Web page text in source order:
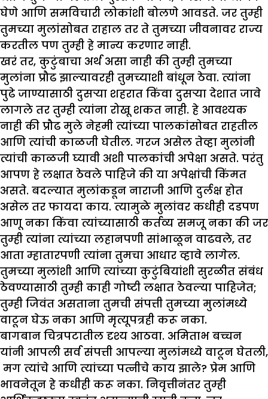
घेणे आणि समविचारी लोकांशी बोलणे आवडते. जर तुम्ही
तुमच्या मुलांसोबत राहाल तर ते तुमच्या जीवनावर राज्य
करतील पण तुम्ही हे मान्य करणार नाही.
खरं तर, कुटुंबाचा अर्थ असा नाही की तुम्ही तुमच्या
मुलांना प्रौढ झाल्यावरही तुमच्याशी बांधून ठेवा. त्यांना
पुढे जाण्यासाठी दुसऱ्या शहरात किंवा दुसऱ्या देशात जावे
लागले तर तुम्ही त्यांना रोखू शकत नाही. हे आवश्यक
नाही की प्रौढ मुले नेहमी त्यांच्या पालकांसोबत राहतील
आणि त्यांची काळजी घेतील. गरज असेल तेव्हा मुलांनी
त्यांची काळजी घ्यावी अशी पालकांची अपेक्षा असते. परंतु
आपण हे लक्षात ठेवले पाहिजे की या अपेक्षांची किंमत
असते. बदल्यात मुलांकडून नाराजी आणि दुर्लक्ष होत
असेल तर फायदा काय. त्यामुळे मुलांवर कधीही दडपण
आणू नका किंवा त्यांच्यासाठी कर्तव्य समजू नका की जर
तुम्ही त्यांना त्यांच्या लहानपणी सांभाळून वाढवले, तर
आता म्हातारपणी त्यांना तुमचा आधार व्हावे लागेल.
तुमच्या मुलांशी आणि त्यांच्या कुटुंबियांशी सुरळीत संबंध
ठेवण्यासाठी तुम्ही काही गोष्टी लक्षात ठेवल्या पाहिजेत;
तुम्ही जिवंत असताना तुमची संपत्ती तुमच्या मुलांमध्ये
वाटून घेऊ नका आणि मृत्यूपत्रही करू नका.
बागबान चित्रपटातील दृश्य आठवा. अमिताभ बच्चन
यांनी आपली सर्व संपत्ती आपल्या मुलांमध्ये वाटून घेतली,
मग त्यांचे आणि त्यांच्या पत्नीचे काय झाले? प्रेम आणि
भावनेतून हे कधीही करू नका. निवृत्तीनंतर तुम्ही